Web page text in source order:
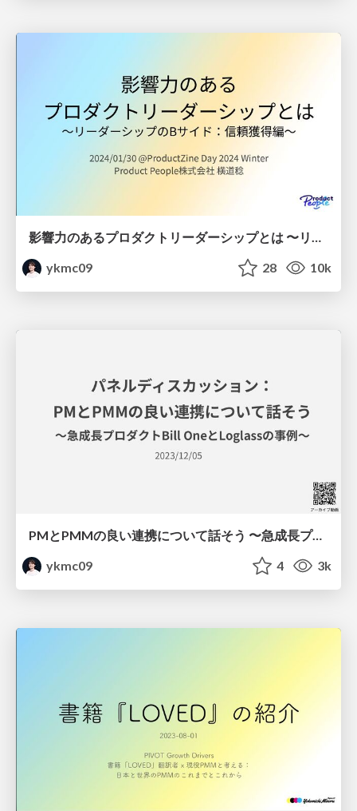
影響力のあるプロダクトリーダーシップとは 〜リーダーシップのBサイド：信頼獲得編〜 / B-side of Product Leadership
ykmc09
28 10k
PMとPMMの良い連携について話そう 〜急成長プロダクトBill OneとLoglassの事例〜 / Partnership between PM and PMM
ykmc09
4 3k